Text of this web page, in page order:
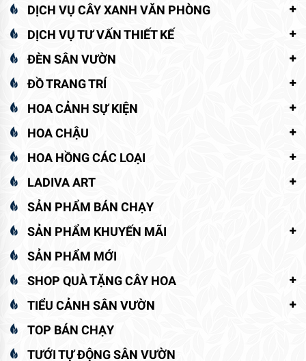
DỊCH VỤ CÂY XANH VĂN PHÒNG
DỊCH VỤ TƯ VẤN THIẾT KẾ
ĐÈN SÂN VƯỜN
ĐỒ TRANG TRÍ
HOA CẢNH SỰ KIỆN
HOA CHẬU
HOA HỒNG CÁC LOẠI
LADIVA ART
SẢN PHẨM BÁN CHẠY
SẢN PHẨM KHUYẾN MÃI
SẢN PHẨM MỚI
SHOP QUÀ TẶNG CÂY HOA
TIỂU CẢNH SÂN VƯỜN
TOP BÁN CHẠY
TƯỚI TỰ ĐỘNG SÂN VƯỜN